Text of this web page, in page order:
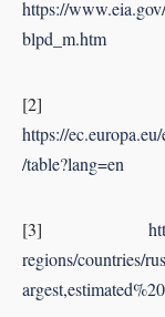
https://
blpd_m.htm
[2]
https://
/table?lang=en
[3] https://
regions/countries/